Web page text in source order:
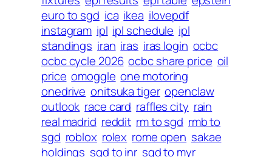
euro to sgd ica ikea ilovepdf
instagram ipl ipl schedule ipl
standings iran iras iras login ocbc
ocbc cycle 2026 ocbc share price oil
price omoggle one motoring
onedrive onitsuka tiger openclaw
outlook race card raffles city rain
real madrid reddit rm to sgd rmb to
sgd roblox rolex rome open sakae
holdings sgd to inr sgd to myr